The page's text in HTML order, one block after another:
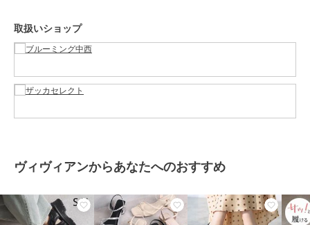
カラー ネイビー、ホワイト
素材
表地：綿（ポリ塩化ビニル加工）
お手入れ －
取扱いショップ
ヴィヴィアンからあなたへのおすすめ